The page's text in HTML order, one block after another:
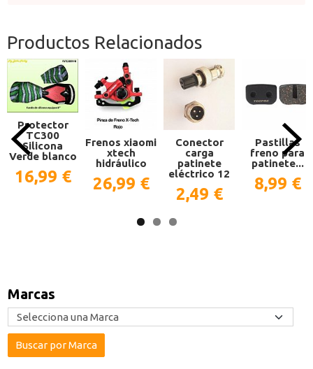
Marcas
Productos Relacionados
Protector
TC300
Silicona
Verde blanco
16,99 €
Frenos xiaomi
xtech
hidráulico
26,99 €
Conector
carga
patinete
eléctrico 12
2,49 €
Pastillas
freno para
patinete...
8,99 €